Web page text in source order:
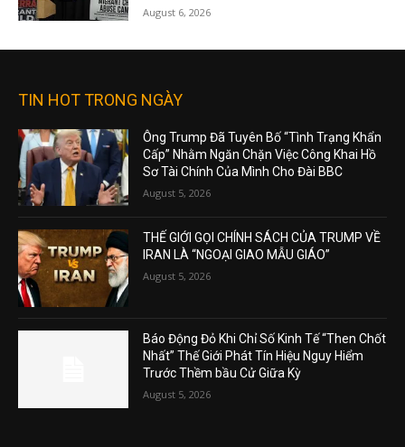
August 6, 2026
TIN HOT TRONG NGÀY
Ông Trump Đã Tuyên Bố “Tình Trạng Khẩn
Cấp” Nhằm Ngăn Chặn Việc Công Khai Hồ
Sơ Tài Chính Của Mình Cho Đài BBC
August 5, 2026
THẾ GIỚI GỌI CHÍNH SÁCH CỦA TRUMP VỀ
IRAN LÀ “NGOẠI GIAO MẪU GIÁO”
August 5, 2026
Báo Động Đỏ Khi Chỉ Số Kinh Tế “Then Chốt
Nhất” Thế Giới Phát Tín Hiệu Nguy Hiểm
Trước Thềm bầu Cử Giữa Kỳ
August 5, 2026